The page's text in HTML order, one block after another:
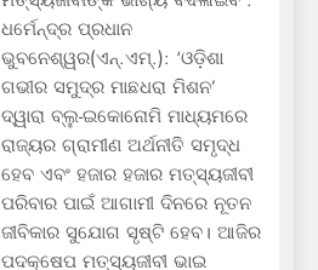
ଧର୍ମେନ୍ଦ୍ର ପ୍ରଧାନ
ଭୁବନେଶ୍ୱର(ଏନ୍‌.ଏମ୍‌.): ‘ଓଡ଼ିଶା
ଗଭୀର ସମୁଦ୍ର ମାଛଧରା ମିଶନ’
ଦ୍ୱାରା ବ୍ଲୁ-ଇକୋନୋମି ମାଧ୍ୟମରେ
ରାଜ୍ୟର ଗ୍ରାମୀଣ ଅର୍ଥନୀତି ସମୃଦ୍ଧ
ହେବ ଏବଂ ହଜାର ହଜାର ମତ୍ସ୍ୟଜୀବୀ
ପରିବାର ପାଇଁ ଆଗାମୀ ଦିନରେ ନୂତନ
ଜୀବିକାର ସୁଯୋଗ ସୃଷ୍ଟି ହେବ। ଆଜିର
ପଦକ୍ଷେପ ମତ୍ସ୍ୟଜୀବୀ ଭାଇ